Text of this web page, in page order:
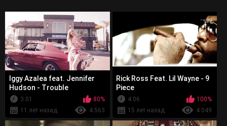
Iggy Azalea feat. Jennifer
Hudson - Trouble
3:01
80%
11 лет назад
4 563
Rick Ross Feat. Lil Wayne - 9
Piece
4:06
100%
15 лет назад
4 049